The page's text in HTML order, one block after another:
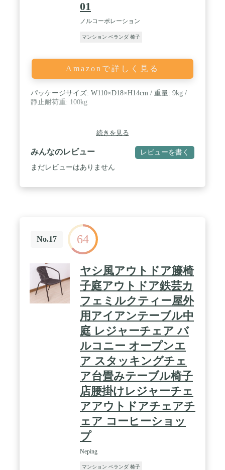
01
ノルコーポレーション
マンション ベランダ 椅子
Amazonで詳しく見る
パッケージサイズ: W110×D18×H14cm / 重量: 9kg /
静止耐荷重: 100kg
続きを見る
みんなのレビュー レビューを書く
まだレビューはありません
No.17 64
ヤシ風アウトドア籐椅
子庭アウトドア鉄芸カ
フェミルクティー屋外
用アイアンテーブル中
庭 レジャーチェア バ
ルコニー オープンエ
ア スタッキングチェ
ア台畳みテーブル椅子
店腰掛けレジャーチェ
アアウトドアチェアチ
ェア コーヒーショッ
プ
Neping
マンション ベランダ 椅子